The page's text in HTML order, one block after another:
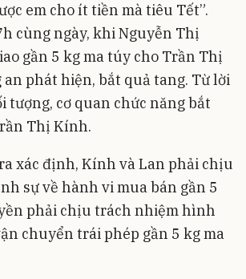
em cho ít tiền mà tiêu Tết”.
cùng ngày, khi Nguyễn Thị
gần 5 kg ma túy cho Trần Thị
phát hiện, bắt quả tang. Từ lời
tượng, cơ quan chức năng bắt
Thị Kính.
xác định, Kính và Lan phải chịu
sự về hành vi mua bán gần 5
phải chịu trách nhiệm hình
chuyển trái phép gần 5 kg ma